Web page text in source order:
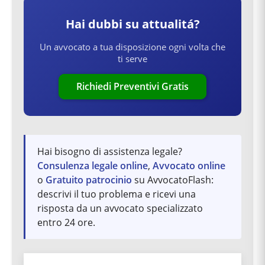
Hai dubbi su attualitá?
Un avvocato a tua disposizione ogni volta che
ti serve
Richiedi Preventivi Gratis
Hai bisogno di assistenza legale?
Consulenza legale online, Avvocato online
o Gratuito patrocinio su AvvocatoFlash:
descrivi il tuo problema e ricevi una
risposta da un avvocato specializzato
entro 24 ore.